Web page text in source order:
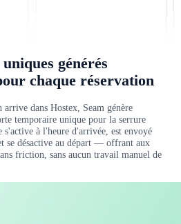
générés
chaque réservation
dans Hostex, Seam génère
temporaire unique pour la serrure
s'active à l'heure d'arrivée, est envoyé
se désactive au départ — offrant aux
friction, sans aucun travail manuel de